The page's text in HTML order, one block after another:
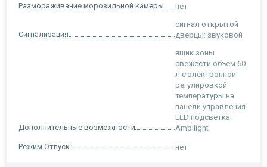
Размораживание морозильной камеры нет
Сигнализация
cигнал открытой
дверцы: звуковой
Дополнительные возможности
ящик зоны
свежести объем 60
л с электронной
регулировкой
температуры на
панели управления
LED подсветка
Ambilight
Режим Отпуск нет